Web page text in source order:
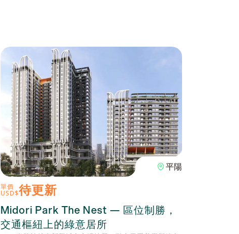
平陽
單價
USD$待更新
Midori Park The Nest — 區位制勝，
交通樞紐上的綠意居所